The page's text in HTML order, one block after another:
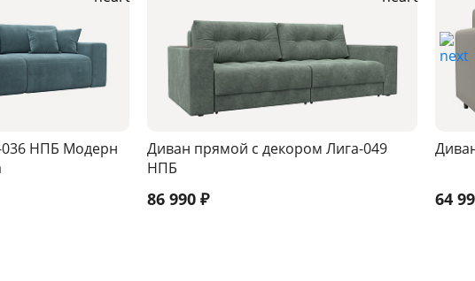
НПБ Модерн
Диван прямой с декором Лига-049
НПБ
86 990 ₽ 64